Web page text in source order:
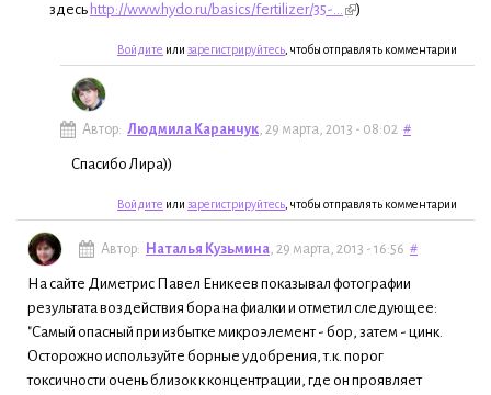
здесь http://www.hydo.ru/basics/fertilizer/35-... )
Войдите или зарегистрируйтесь, чтобы отправлять комментарии
Автор: Людмила Каранчук, 29 марта, 2013 - 08:02 #
Спасибо Лира))
Войдите или зарегистрируйтесь, чтобы отправлять комментарии
Автор: Наталья Кузьмина, 29 марта, 2013 - 16:56 #
На сайте Диметрис Павел Еникеев показывал фотографии
результата воздействия бора на фиалки и отметил следующее:
"Самый опасный при избытке микроэлемент - бор, затем - цинк.
Осторожно используйте борные удобрения, т.к. порог
токсичности очень близок к концентрации, где он проявляет